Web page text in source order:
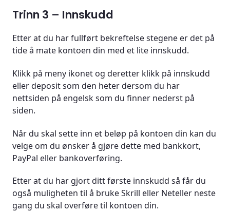
Trinn 3 – Innskudd
Etter at du har fullført bekreftelse stegene er det på
tide å mate kontoen din med et lite innskudd.
Klikk på meny ikonet og deretter klikk på innskudd
eller deposit som den heter dersom du har
nettsiden på engelsk som du finner nederst på
siden.
Når du skal sette inn et beløp på kontoen din kan du
velge om du ønsker å gjøre dette med bankkort,
PayPal eller bankoverføring.
Etter at du har gjort ditt første innskudd så får du
også muligheten til å bruke Skrill eller Neteller neste
gang du skal overføre til kontoen din.